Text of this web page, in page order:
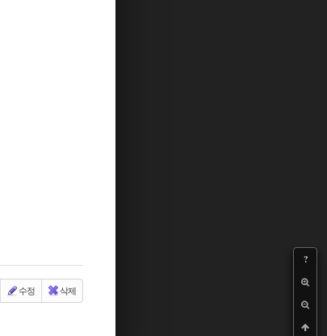
?
수정 삭제